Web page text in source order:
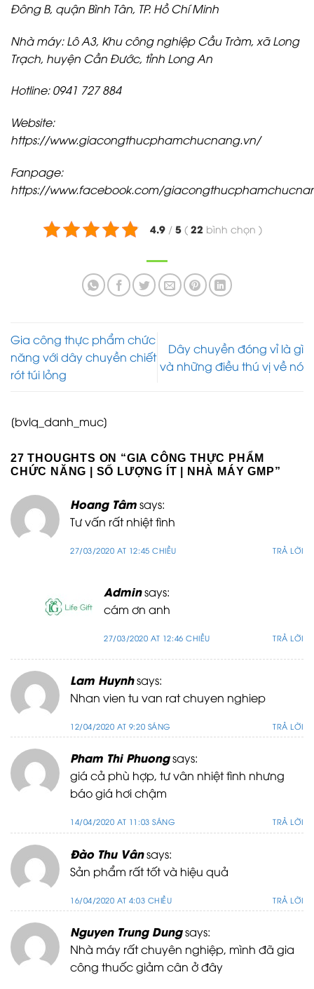
Đông B, quận Bình Tân, TP. Hồ Chí Minh
Nhà máy: Lô A3, Khu công nghiệp Cầu Tràm, xã Long
Trạch, huyện Cần Đước, tỉnh Long An
Hotline: 0941 727 884
Website:
https://www.giacongthucphamchucnang.vn/
Fanpage:
https://www.facebook.com/
4.9 / 5 ( 22 bình chọn )
Gia công thực phẩm chức
năng với dây chuyền chiết
rót túi lỏng
Dây chuyền đóng vỉ là gì
và những điều thú vị về nó
[bvlq_danh_muc]
27 THOUGHTS ON “GIA CÔNG THỰC PHẨM
CHỨC NĂNG | SỐ LƯỢNG ÍT | NHÀ MÁY GMP”
Hoang Tâmsays:
Tư vấn rất nhiệt tình
27/03/2020 AT 12:45 CHIỀU TRẢ LỜI
Adminsays:
cám ơn anh
27/03/2020 AT 12:46 CHIỀU TRẢ LỜI
Lam Huynhsays:
Nhan vien tu van rat chuyen nghiep
12/04/2020 AT 9:20 SÁNG TRẢ LỜI
Pham Thi Phuongsays:
giá cả phù hợp, tư vân nhiệt tình nhưng
báo giá hơi chậm
14/04/2020 AT 11:03 SÁNG TRẢ LỜI
Đào Thu Vânsays:
Sản phẩm rất tốt và hiệu quả
16/04/2020 AT 4:03 CHIỀU TRẢ LỜI
Nguyen Trung Dungsays:
Nhà máy rất chuyên nghiệp, mình đã gia
công thuốc giảm cân ở đây